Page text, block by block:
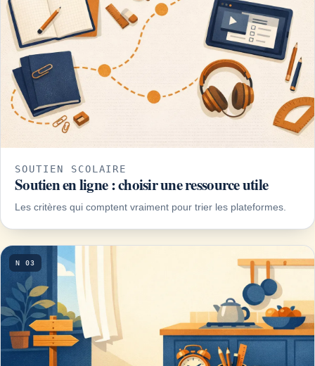
SOUTIEN SCOLAIRE
Soutien en ligne : choisir une ressource utile
Les critères qui comptent vraiment pour trier les plateformes.
N 03